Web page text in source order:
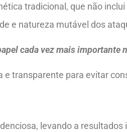
tradicional, que não
e natureza mutável dos
cada vez mais
transparente para evitar
levando a